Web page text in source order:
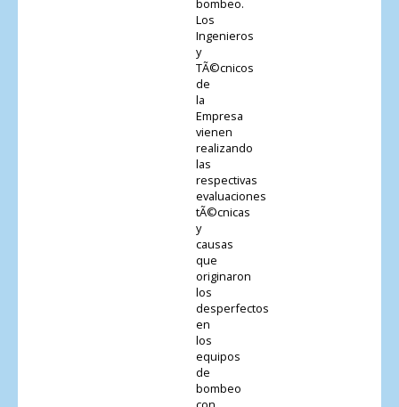
bombeo.
Los
Ingenieros
y
TÃ©cnicos
de
la
Empresa
vienen
realizando
las
respectivas
evaluaciones
tÃ©cnicas
y
causas
que
originaron
los
desperfectos
en
los
equipos
de
bombeo